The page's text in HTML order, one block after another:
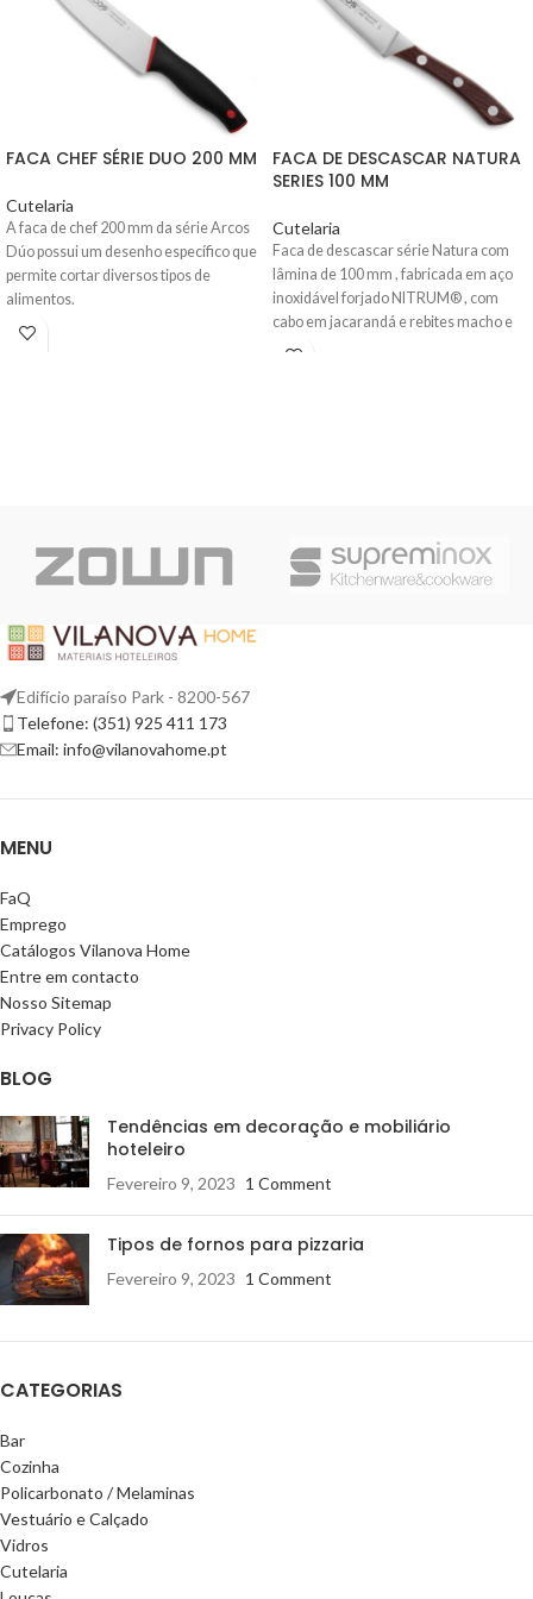
FACA CHEF SÉRIE DUO 200 MM
Cutelaria
A faca de chef 200 mm da série Arcos
Dúopossui um desenho específico que
permite cortar diversos tipos de
alimentos.
FACA DE DESCASCAR NATURA
SERIES 100 MM
Cutelaria
Faca de descascar série Natura com
lâmina de 100 mm , fabricada em aço
inoxidável forjado NITRUM®, com
cabo em jacarandá e rebites macho e
fêmea.
Edifício paraíso Park - 8200-567
Telefone: (351) 925 411 173
Email: info@vilanovahome.pt
MENU
FaQ
Emprego
Catálogos Vilanova Home
Entre em contacto
Nosso Sitemap
Privacy Policy
BLOG
Tendências em decoração e mobiliário
hoteleiro
Fevereiro 9, 2023 1 Comment
Tipos de fornos para pizzaria
Fevereiro 9, 2023 1 Comment
CATEGORIAS
Bar
Cozinha
Policarbonato / Melaminas
Vestuário e Calçado
Vidros
Cutelaria